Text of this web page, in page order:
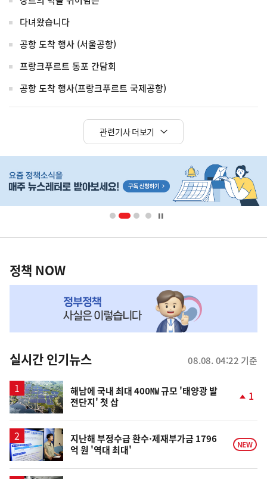
다녀왔습니다
공항 도착 행사 (서울공항)
프랑크푸르트 동포 간담회
공항 도착 행사(프랑크푸르트 국제공항)
관련기사 더보기
단
영
책
NOW,
뉴
스
정책 NOW
실시간 인기뉴스 08.08. 04:22 기준
해남에 국내 최대 400㎿ 규모 '태양광 발
전단지' 첫 삽
승
1
지난해 부정수급 환수·제재부가금 1796
억 원 '역대 최대'
NEW